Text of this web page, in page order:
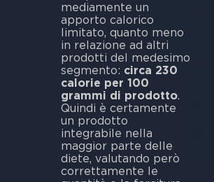
mediamente un
apporto calorico
limitato, quanto meno
in relazione ad altri
prodotti del medesimo
segmento: circa 230
calorie per 100
grammi di prodotto.
Quindi è certamente
un prodotto
integrabile nella
maggior parte delle
diete, valutando però
correttamente le